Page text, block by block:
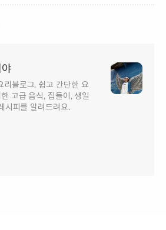
리블로그. 쉽고 간단한 요
고급 음식, 집들이, 생일
시피를 알려드려요.